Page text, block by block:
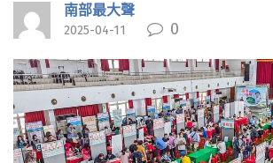
南部最大聲
2025-04-11 0